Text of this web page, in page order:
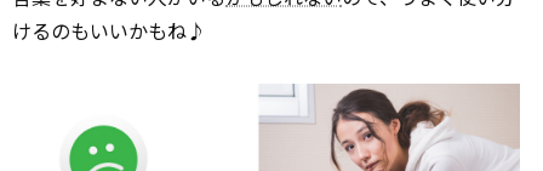
けるのもいいかもね♪